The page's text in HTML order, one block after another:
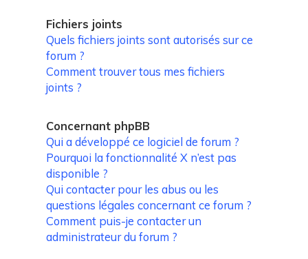
Fichiers joints
Quels fichiers joints sont autorisés sur ce
forum ?
Comment trouver tous mes fichiers
joints ?
Concernant phpBB
Qui a développé ce logiciel de forum ?
Pourquoi la fonctionnalité X n’est pas
disponible ?
Qui contacter pour les abus ou les
questions légales concernant ce forum ?
Comment puis-je contacter un
administrateur du forum ?